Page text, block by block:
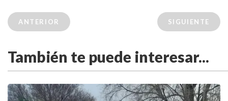
ANTERIOR SIGUIENTE
También te puede interesar...